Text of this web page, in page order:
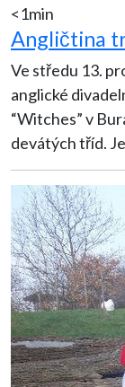
<1min
Angličtina
Ve středu 13.
anglické divadelní
“Witches” v
devátých tříd.